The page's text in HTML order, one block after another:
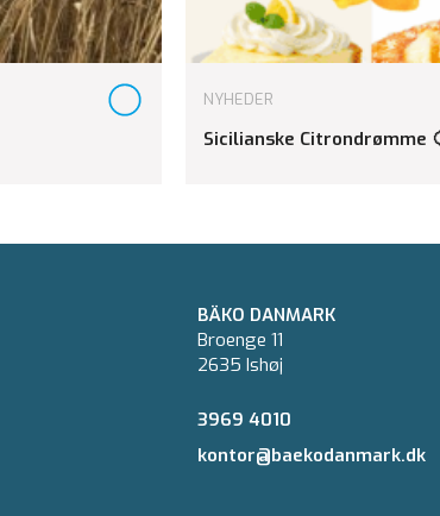
NYHEDER
Sicilianske Citrondrømme
BÄKO DANMARK
Broenge 11
2635 Ishøj
3969 4010
kontor@baekodanmark.dk